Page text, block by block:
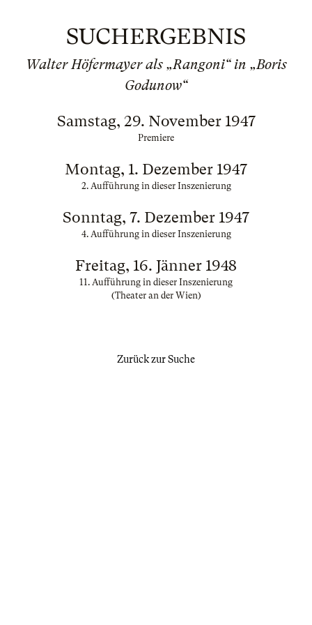
SUCHERGEBNIS
Walter Höfermayer als „Rangoni“ in „Boris
Godunow“
Samstag, 29. November 1947
Premiere
Montag, 1. Dezember 1947
2. Aufführung in dieser Inszenierung
Sonntag, 7. Dezember 1947
4. Aufführung in dieser Inszenierung
Freitag, 16. Jänner 1948
11. Aufführung in dieser Inszenierung
(Theater an der Wien)
Zurück zur Suche